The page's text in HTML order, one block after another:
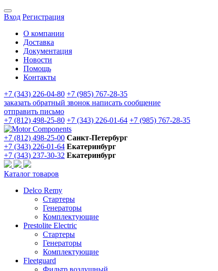
Вход Регистрация
О компании
Доставка
Документация
Новости
Помощь
Контакты
+7 (343) 226-04-80 +7 (985) 767-28-35
заказать обратный звонок написать сообщение
отправить письмо
+7 (812) 498-25-80 +7 (343) 226-01-64 +7 (985) 767-28-35
+7 (812) 498-25-00 Санкт-Петербург
+7 (343) 226-01-64 Екатеринбург
+7 (343) 237-30-32 Екатеринбург
Каталог товаров
Delco Remy
Стартеры
Генераторы
Комплектующие
Prestolite Electric
Стартеры
Генераторы
Комплектующие
Fleetguard
Фильтр воздушный